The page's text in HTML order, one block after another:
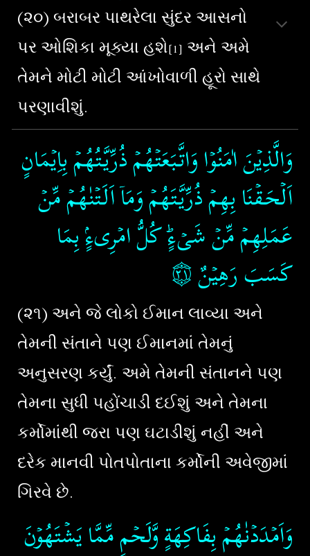
(૨૦) બરાબર પાથરેલા સુંદર આસનો
પર ઓશિકા મૂક્યા હશે[1] અને અમે
તેમને મોટી મોટી આંખોવાળી હૂરો સાથે
પરણાવીશું.
وَالَّذِيۡنَ اٰمَنُوۡا وَاتَّبَعَتۡهُمۡ ذُرِّيَّتُهُمۡ بِاِيۡمَانٍ
اَلۡحَـقۡنَا بِهِمۡ ذُرِّيَّتَهُمۡ وَمَاۤ اَلَـتۡنٰهُمۡ مِّنۡ
عَمَلِهِمۡ مِّنۡ شَىۡءٍ​ؕ كُلُّ امۡرِیءٍۢ بِمَا
كَسَبَ رَهِيۡنٌ‏۝٢١
(૨૧) અને જે લોકો ઈમાન લાવ્યા અને
તેમની સંતાને પણ ઈમાનમાં તેમનું
અનુસરણ કર્યું. અમે તેમની સંતાનને પણ
તેમના સુધી પહોંચાડી દઈશું અને તેમના
કર્મોમાંથી જરા પણ ઘટાડીશું નહીં અને
દરેક માનવી પોતપોતાના કર્મોની અવેજીમાં
ગિરવે છે.
وَاَمۡدَدۡنٰهُمۡ بِفَاكِهَةٍ وَّلَحۡمٍ مِّمَّا يَشۡتَهُوۡنَ‏